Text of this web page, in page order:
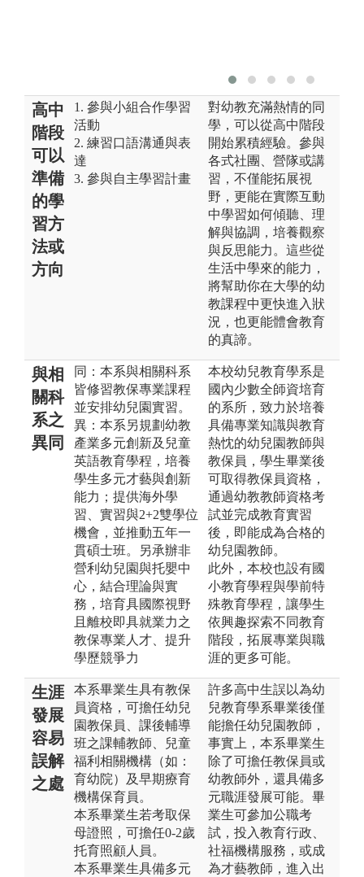
高中
階段
可以
準備
的學
習方
法或
方向
1. 參與小組合作學習
活動
2. 練習口語溝通與表
達
3. 參與自主學習計畫
對幼教充滿熱情的同
學，可以從高中階段
開始累積經驗。參與
各式社團、營隊或講
習，不僅能拓展視
野，更能在實際互動
中學習如何傾聽、理
解與協調，培養觀察
與反思能力。這些從
生活中學來的能力，
將幫助你在大學的幼
教課程中更快進入狀
況，也更能體會教育
的真諦。
與相
關科
系之
異同
同：本系與相關科系
皆修習教保專業課程
並安排幼兒園實習。
異：本系另規劃幼教
產業多元創新及兒童
英語教育學程，培養
學生多元才藝與創新
能力；提供海外學
習、實習與2+2雙學位
機會，並推動五年一
貫碩士班。另承辦非
營利幼兒園與托嬰中
心，結合理論與實
務，培育具國際視野
且離校即具就業力之
教保專業人才、提升
學歷競爭力
本校幼兒教育學系是
國內少數全師資培育
的系所，致力於培養
具備專業知識與教育
熱忱的幼兒園教師與
教保員，學生畢業後
可取得教保員資格，
通過幼教教師資格考
試並完成教育實習
後，即能成為合格的
幼兒園教師。
此外，本校也設有國
小教育學程與學前特
殊教育學程，讓學生
依興趣探索不同教育
階段，拓展專業與職
涯的更多可能。
生涯
發展
容易
誤解
之處
本系畢業生具有教保
員資格，可擔任幼兒
園教保員、課後輔導
班之課輔教師、兒童
福利相關機構（如：
育幼院）及早期療育
機構保育員。
本系畢業生若考取保
母證照，可擔任0-2歲
托育照顧人員。
本系畢業生具備多元
許多高中生誤以為幼
兒教育學系畢業後僅
能擔任幼兒園教師，
事實上，本系畢業生
除了可擔任教保員或
幼教師外，還具備多
元職涯發展可能。畢
業生可參加公職考
試，投入教育行政、
社福機構服務，或成
為才藝教師，進入出